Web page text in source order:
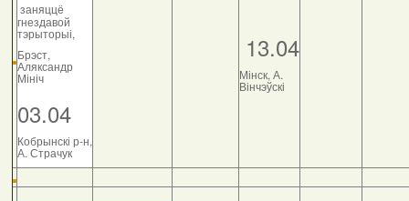
заняццё
гнездавой
тэрыторыі,
Брэст,
Аляксандр
Мініч
03.04
Кобрынскі р-н,
А. Страчук
13.04
Мінск, А.
Вінчэўскі